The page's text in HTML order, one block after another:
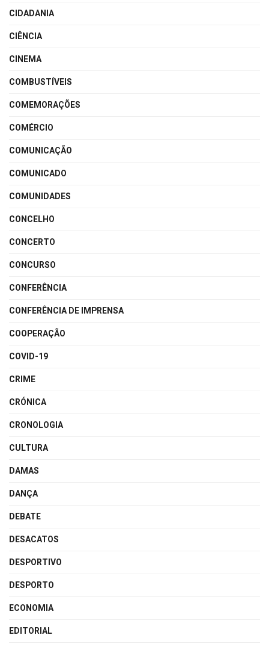
CIDADANIA
CIÊNCIA
CINEMA
COMBUSTÍVEIS
COMEMORAÇÕES
COMÉRCIO
COMUNICAÇÃO
COMUNICADO
COMUNIDADES
CONCELHO
CONCERTO
CONCURSO
CONFERÊNCIA
CONFERÊNCIA DE IMPRENSA
COOPERAÇÃO
COVID-19
CRIME
CRÓNICA
CRONOLOGIA
CULTURA
DAMAS
DANÇA
DEBATE
DESACATOS
DESPORTIVO
DESPORTO
ECONOMIA
EDITORIAL